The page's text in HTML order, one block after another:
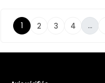
1 2 3 4 ...